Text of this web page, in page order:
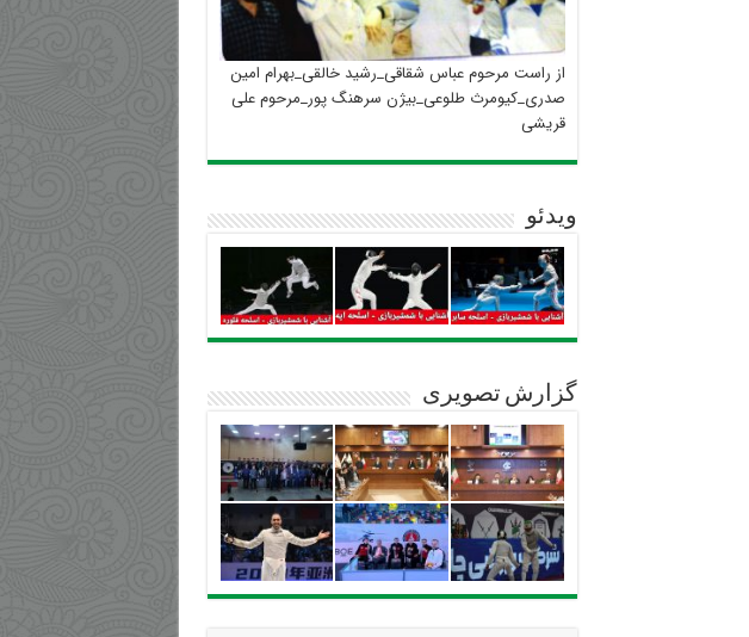
از راست مرحوم عباس شقاقی_رشید خالقی_بهرام امین
صدری_کیومرث طلوعی_بیژن سرهنگ پور_مرحوم علی
قریشی
ویدئو
گزارش تصویری